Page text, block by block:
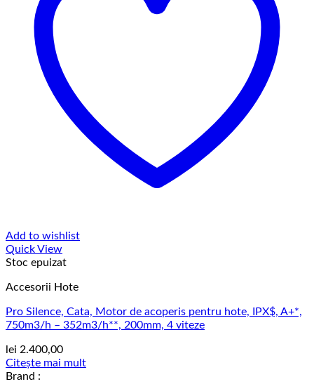
Add to wishlist
Quick View
Stoc epuizat
Accesorii Hote
Pro Silence, Cata, Motor de acoperis pentru hote, IPX$, A+*,
750m3/h – 352m3/h**, 200mm, 4 viteze
lei 2.400,00
Citește mai mult
Brand :